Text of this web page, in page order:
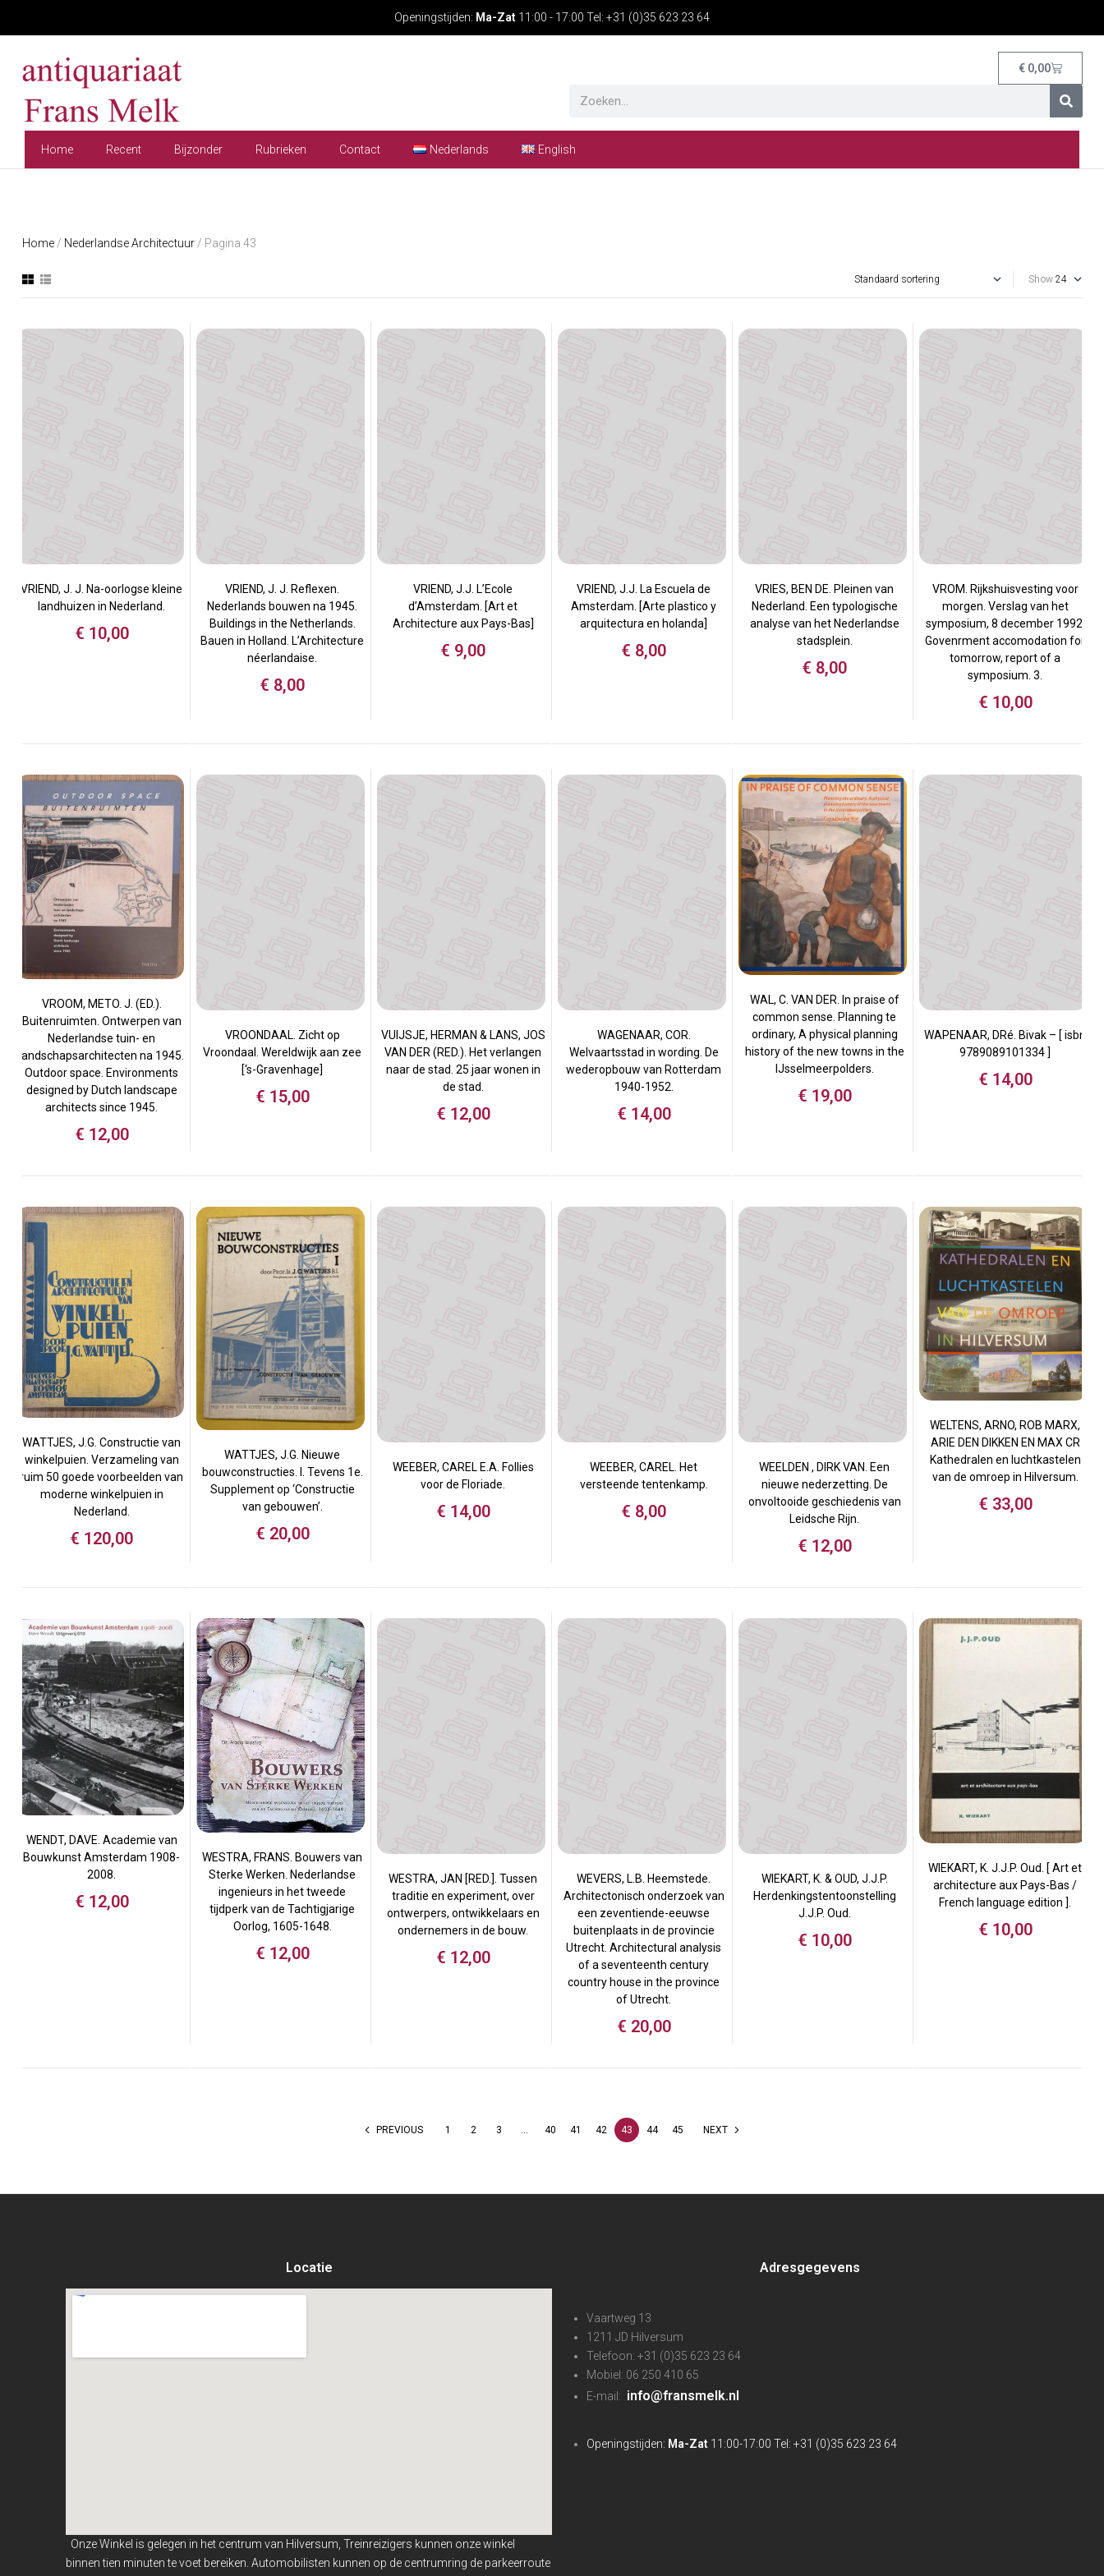
Openingstijden: Ma-Zat 11:00 - 17:00 Tel: +31 (0)35 623 23 64
€ 0,00
Home Recent Bijzonder Rubrieken Contact Nederlands English
Home / Nederlandse Architectuur / Pagina 43
Show
VRIEND, J. J. Na-oorlogse kleine
landhuizen in Nederland.
€ 10,00
VRIEND, J. J. Reflexen.
Nederlands bouwen na 1945.
Buildings in the Netherlands.
Bauen in Holland. L’Architecture
néerlandaise.
€ 8,00
VRIEND, J.J. L’Ecole
d’Amsterdam. [Art et
Architecture aux Pays-Bas]
€ 9,00
VRIEND, J.J. La Escuela de
Amsterdam. [Arte plastico y
arquitectura en holanda]
€ 8,00
VRIES, BEN DE. Pleinen van
Nederland. Een typologische
analyse van het Nederlandse
stadsplein.
€ 8,00
VROM. Rijkshuisvesting voor
morgen. Verslag van het
symposium, 8 december 1992.
Govenrment accomodation for
tomorrow, report of a
symposium. 3.
€ 10,00
VROOM, METO. J. (ED.).
Buitenruimten. Ontwerpen van
Nederlandse tuin- en
landschapsarchitecten na 1945.
Outdoor space. Environments
designed by Dutch landscape
architects since 1945.
€ 12,00
VROONDAAL. Zicht op
Vroondaal. Wereldwijk aan zee
[‘s-Gravenhage]
€ 15,00
VUIJSJE, HERMAN & LANS, JOS
VAN DER (RED.). Het verlangen
naar de stad. 25 jaar wonen in
de stad.
€ 12,00
WAGENAAR, COR.
Welvaartsstad in wording. De
wederopbouw van Rotterdam
1940-1952.
€ 14,00
WAL, C. VAN DER. In praise of
common sense. Planning te
ordinary, A physical planning
history of the new towns in the
IJsselmeerpolders.
€ 19,00
WAPENAAR, DRé. Bivak – [ isbn
9789089101334 ]
€ 14,00
WATTJES, J.G. Constructie van
winkelpuien. Verzameling van
ruim 50 goede voorbeelden van
moderne winkelpuien in
Nederland.
€ 120,00
WATTJES, J.G. Nieuwe
bouwconstructies. I. Tevens 1e.
Supplement op ‘Constructie
van gebouwen’.
€ 20,00
WEEBER, CAREL E.A. Follies
voor de Floriade.
€ 14,00
WEEBER, CAREL. Het
versteende tentenkamp.
€ 8,00
WEELDEN , DIRK VAN. Een
nieuwe nederzetting. De
onvoltooide geschiedenis van
Leidsche Rijn.
€ 12,00
WELTENS, ARNO, ROB MARX,
ARIE DEN DIKKEN EN MAX CR
Kathedralen en luchtkastelen
van de omroep in Hilversum.
€ 33,00
WENDT, DAVE. Academie van
Bouwkunst Amsterdam 1908-
2008.
€ 12,00
WESTRA, FRANS. Bouwers van
Sterke Werken. Nederlandse
ingenieurs in het tweede
tijdperk van de Tachtigjarige
Oorlog, 1605-1648.
€ 12,00
WESTRA, JAN [RED.]. Tussen
traditie en experiment, over
ontwerpers, ontwikkelaars en
ondernemers in de bouw.
€ 12,00
WEVERS, L.B. Heemstede.
Architectonisch onderzoek van
een zeventiende-eeuwse
buitenplaats in de provincie
Utrecht. Architectural analysis
of a seventeenth century
country house in the province
of Utrecht.
€ 20,00
WIEKART, K. & OUD, J.J.P.
Herdenkingstentoonstelling
J.J.P. Oud.
€ 10,00
WIEKART, K. J.J.P. Oud. [ Art et
architecture aux Pays-Bas /
French language edition ].
€ 10,00
PREVIOUS 1 2 3 40 41 42 43 44 45 NEXT
Locatie
Onze Winkel is gelegen in het centrum van Hilversum, Treinreizigers kunnen onze winkel
binnentien minuten te voet bereiken. Automobilisten kunnen op de centrumring de parkeerroute
Adresgegevens
Vaartweg 13
1211 JD Hilversum
Telefoon: +31 (0)35 623 23 64
Mobiel: 06 250 410 65
E-mail: info@fransmelk.nl
Openingstijden: Ma-Zat 11:00-17:00 Tel: +31 (0)35 623 23 64